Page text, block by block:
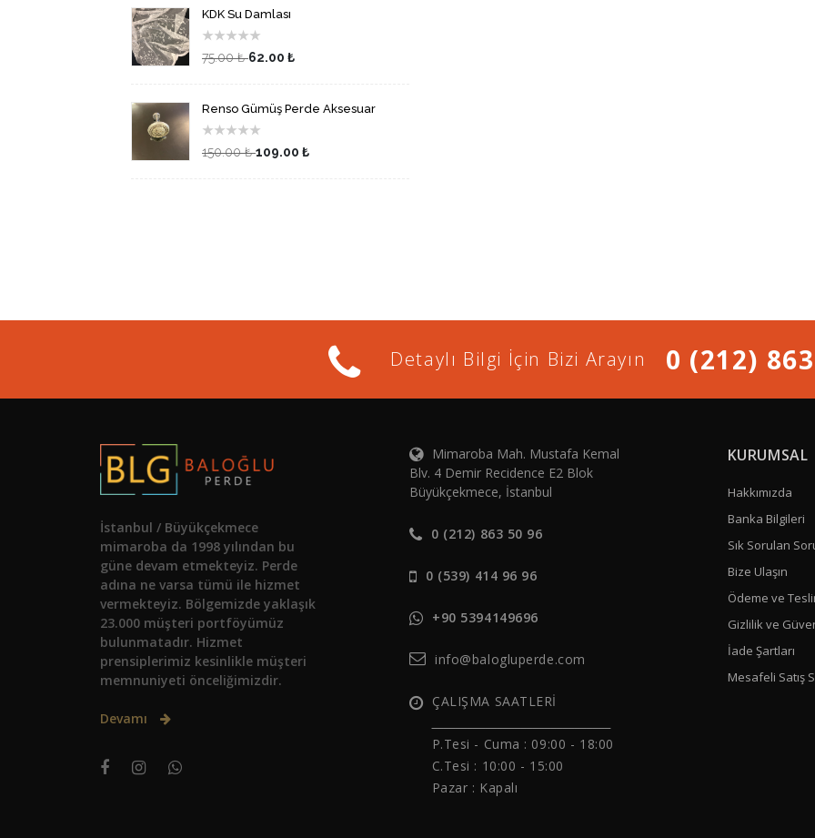
KDK Su Damlası
★★★★★
75.00 ₺62.00 ₺
Renso Gümüş Perde Aksesuar
★★★★★
150.00 ₺109.00 ₺
Detaylı Bilgi İçin Bizi Arayın 0 (212)
İstanbul / Büyükçekmece
mimaroba da 1998 yılından bu
güne devam etmekteyiz. Perde
adına ne varsa tümü ile hizmet
vermekteyiz. Bölgemizde yaklaşık
23.000 müşteri portföyümüz
bulunmatadır. Hizmet
prensiplerimiz kesinlikle müşteri
memnuniyeti önceliğimizdir.
Devamı
Mimaroba Mah. Mustafa Kemal
Blv. 4 Demir Recidence E2 Blok
Büyükçekmece, İstanbul
0 (212) 863 50 96
0 (539) 414 96 96
+90 5394149696
info@balogluperde.com
ÇALIŞMA SAATLERİ
P.Tesi - Cuma : 09:00 - 18:00
C.Tesi : 10:00 - 15:00
Pazar : Kapalı
KURUMSAL
Hakkımızda
Banka Bilgileri
Sık Sorulan
Bize Ulaşın
Ödeme ve
Gizlilik ve
İade Şartları
Mesafeli Satış